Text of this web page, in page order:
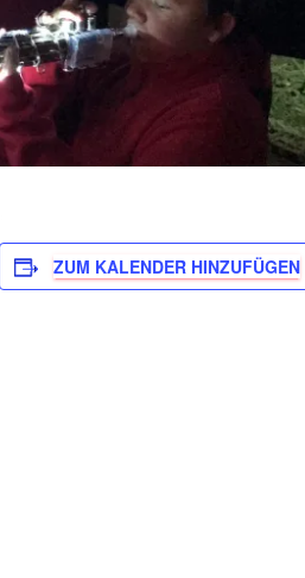
ZUM KALENDER HINZUFÜGEN